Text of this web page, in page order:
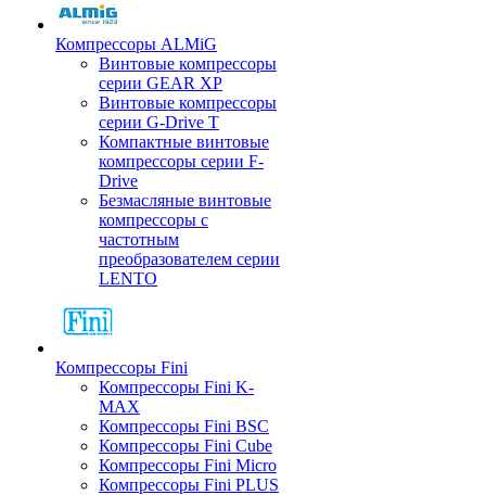
Компрессоры ALMiG
Винтовые компрессоры
серии GEAR XP
Винтовые компрессоры
серии G-Drive T
Компактные винтовые
компрессоры серии F-
Drive
Безмасляные винтовые
компрессоры с
частотным
преобразователем серии
LENTO
Компрессоры Fini
Компрессоры Fini K-
MAX
Компрессоры Fini BSC
Компрессоры Fini Cube
Компрессоры Fini Micro
Компрессоры Fini PLUS